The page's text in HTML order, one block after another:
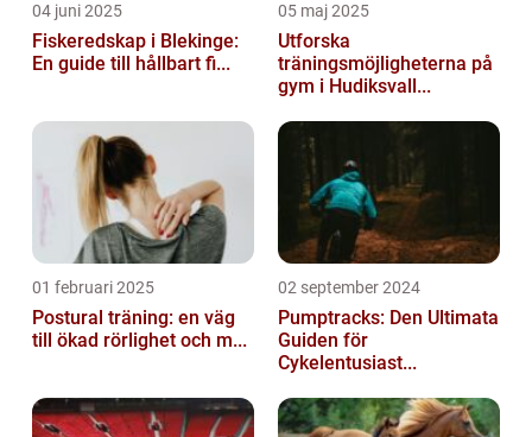
04 juni 2025
Fiskeredskap i Blekinge:
En guide till hållbart fi...
05 maj 2025
Utforska
träningsmöjligheterna på
gym i Hudiksvall...
01 februari 2025
Postural träning: en väg
till ökad rörlighet och m...
02 september 2024
Pumptracks: Den Ultimata
Guiden för
Cykelentusiast...